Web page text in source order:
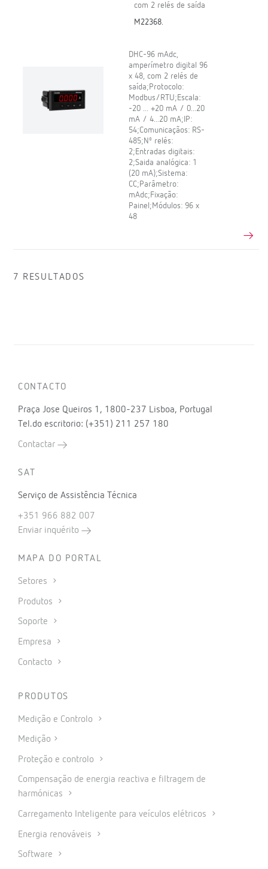
com 2 relés de saída
M22368.
DHC-96 mAdc,
amperímetro digital 96
x 48, com 2 relés de
saída;Protocolo:
Modbus/RTU;Escala:
-20 ... +20 mA / 0...20
mA / 4...20 mA;IP:
54;Comunicaçãos: RS-
485;Nº relés:
2;Entradas digitais:
2;Saida analógica: 1
(20 mA);Sistema:
CC;Parâmetro:
mAdc;Fixação:
Painel;Módulos: 96 x
48
7 RESULTADOS
CONTACTO
Praça Jose Queiros 1, 1800-237 Lisboa, Portugal
Tel.do escritorio: (+351) 211 257 180
Contactar
SAT
Serviço de Assistência Técnica
+351 966 882 007
Enviar inquérito
MAPA DO PORTAL
Setores
Produtos
Soporte
Empresa
Contacto
PRODUTOS
Medição e Controlo
Medição
Proteção e controlo
Compensação de energia reactiva e filtragem de
harmónicas
Carregamento Inteligente para veículos elétricos
Energia renováveis
Software